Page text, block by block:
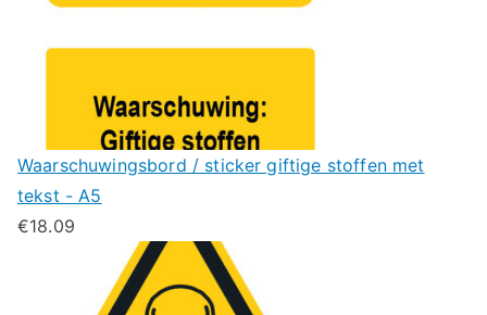
Waarschuwingsbord / sticker giftige stoffen met
tekst - A5
€18.09